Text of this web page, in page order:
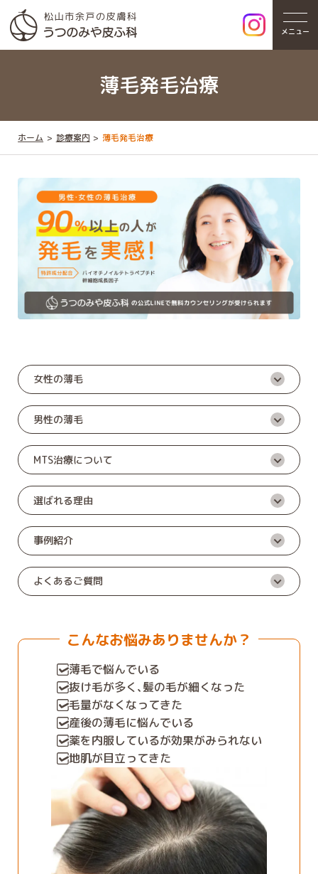
メニュー
薄毛発毛治療
ホーム 診療案内 薄毛発毛治療
女性の薄毛
男性の薄毛
MTS治療について
選ばれる理由
事例紹介
よくあるご質問
こんなお悩みありませんか？
薄毛で悩んでいる
抜け毛が多く､髪の毛が細くなった
毛量がなくなってきた
産後の薄毛に悩んでいる
薬を内服しているが効果がみられない
地肌が目立ってきた